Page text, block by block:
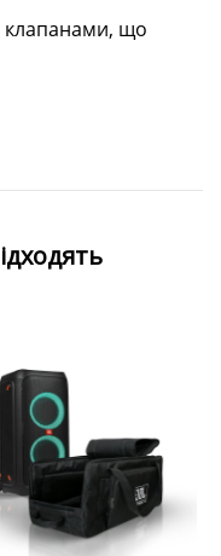
клапанами, що